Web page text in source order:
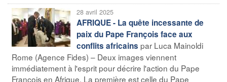
28 avril 2025
AFRIQUE - La quête incessante de
paix du Pape François face aux
conflits africains par Luca Mainoldi
Rome (Agence Fides) – Deux images viennent
immédiatement à l'esprit pour décrire l'action du Pape
François en Afrique. La première est celle du Pape